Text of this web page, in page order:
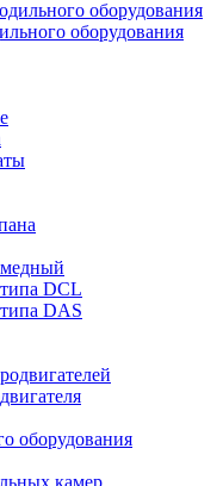
оборудования
DCL
DAS
оборудования
камер